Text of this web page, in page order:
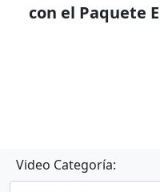
con el Paquete
Video Categoría: